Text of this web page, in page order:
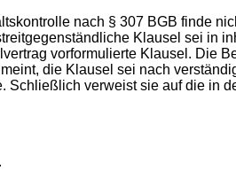
nach § 307 BGB finde
Klausel sei in
vorformulierte Klausel. Die
die Klausel sei nach
Schließlich verweist sie auf die in